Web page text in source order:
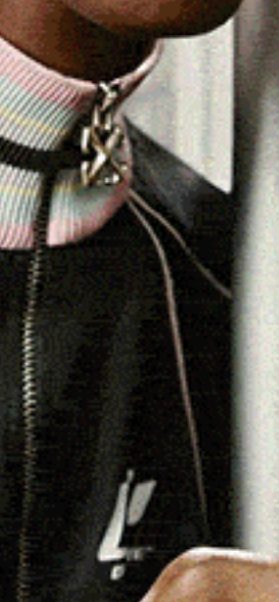
scadenza ordinaria del 15 maggio.
, che prevede un’unica istanza per le varie
poco conto, perché con un’unica
con diverse istanze ed in
di Assistenza Agricola (CAA) potranno
ed in particolare la decurtazione
ogni giorno di ritardo rispetto alla data
data massima al 26 luglio 2024, ove la
la richiesta di nuovi titoli o di aumento
sul loro valore e spettante all’agricoltore,
oltre il 26 luglio 2024 saranno
o dichiarazioni o altro, che siano
entro il 1° luglio, possa essere